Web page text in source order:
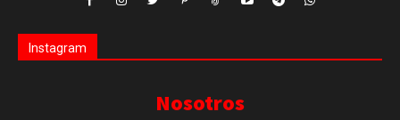
Instagram
Nosotros